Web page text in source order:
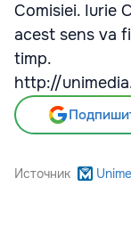
Comisiei. Iurie
acest sens va
timp.
http://
Источник